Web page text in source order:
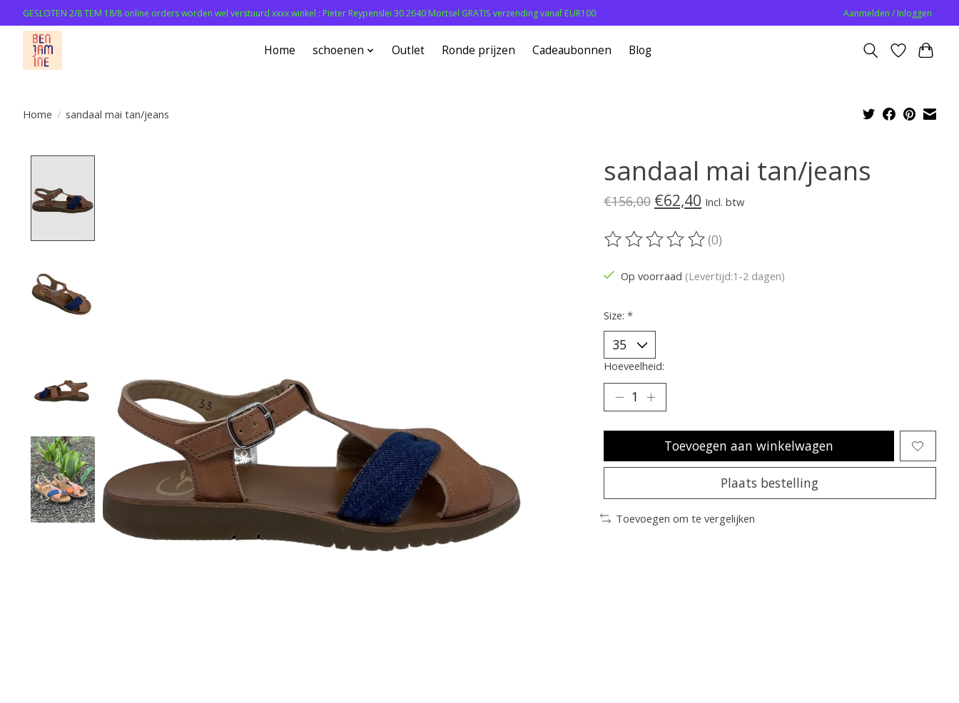
GESLOTEN 2/8 TEM 18/8 online orders worden wel verstuurd xxxx winkel : Pieter Reypenslei 30 2640 Mortsel GRATIS verzending vanaf EUR100 Aanmelden / Inloggen
Home schoenen Outlet Ronde prijzen Cadeaubonnen Blog
Home / sandaal mai tan/jeans
sandaal mai tan/jeans
€156,00 €62,40 Incl. btw
De beoordeling van dit product is
(0)
Op voorraad (Levertijd:1-2 dagen)
Size: *
Hoeveelheid:
Toevoegen aan winkelwagen
Plaats bestelling
Toevoegen om te vergelijken